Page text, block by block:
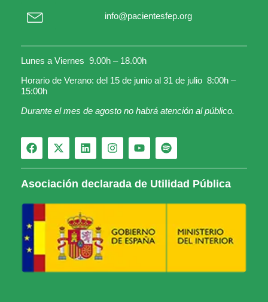
info@pacientesfep.org
Lunes a Viernes 9.00h – 18.00h
Horario de Verano: del 15 de junio al 31 de julio 8:00h –
15:00h
Durante el mes de agosto no habrá atención al público.
Asociación declarada de Utilidad Pública